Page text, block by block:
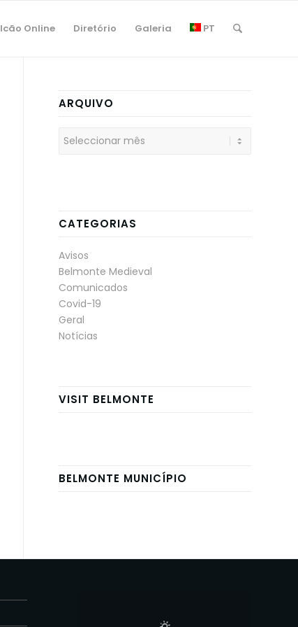
Online Diretório Galeria PT
ARQUIVO
CATEGORIAS
Avisos
Belmonte Medieval
Comunicados
Covid-19
Geral
Notícias
VISIT BELMONTE
BELMONTE MUNICÍPIO